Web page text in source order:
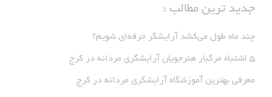
جدید ترین مطالب :
چند ماه طول می‌کشد آرایشگر حرفه‌ای شویم؟
5 اشتباه مرگبار هنرجویان آرایشگری مردانه در کرج
معرفی بهترین آموزشگاه آرایشگری مردانه در کرج